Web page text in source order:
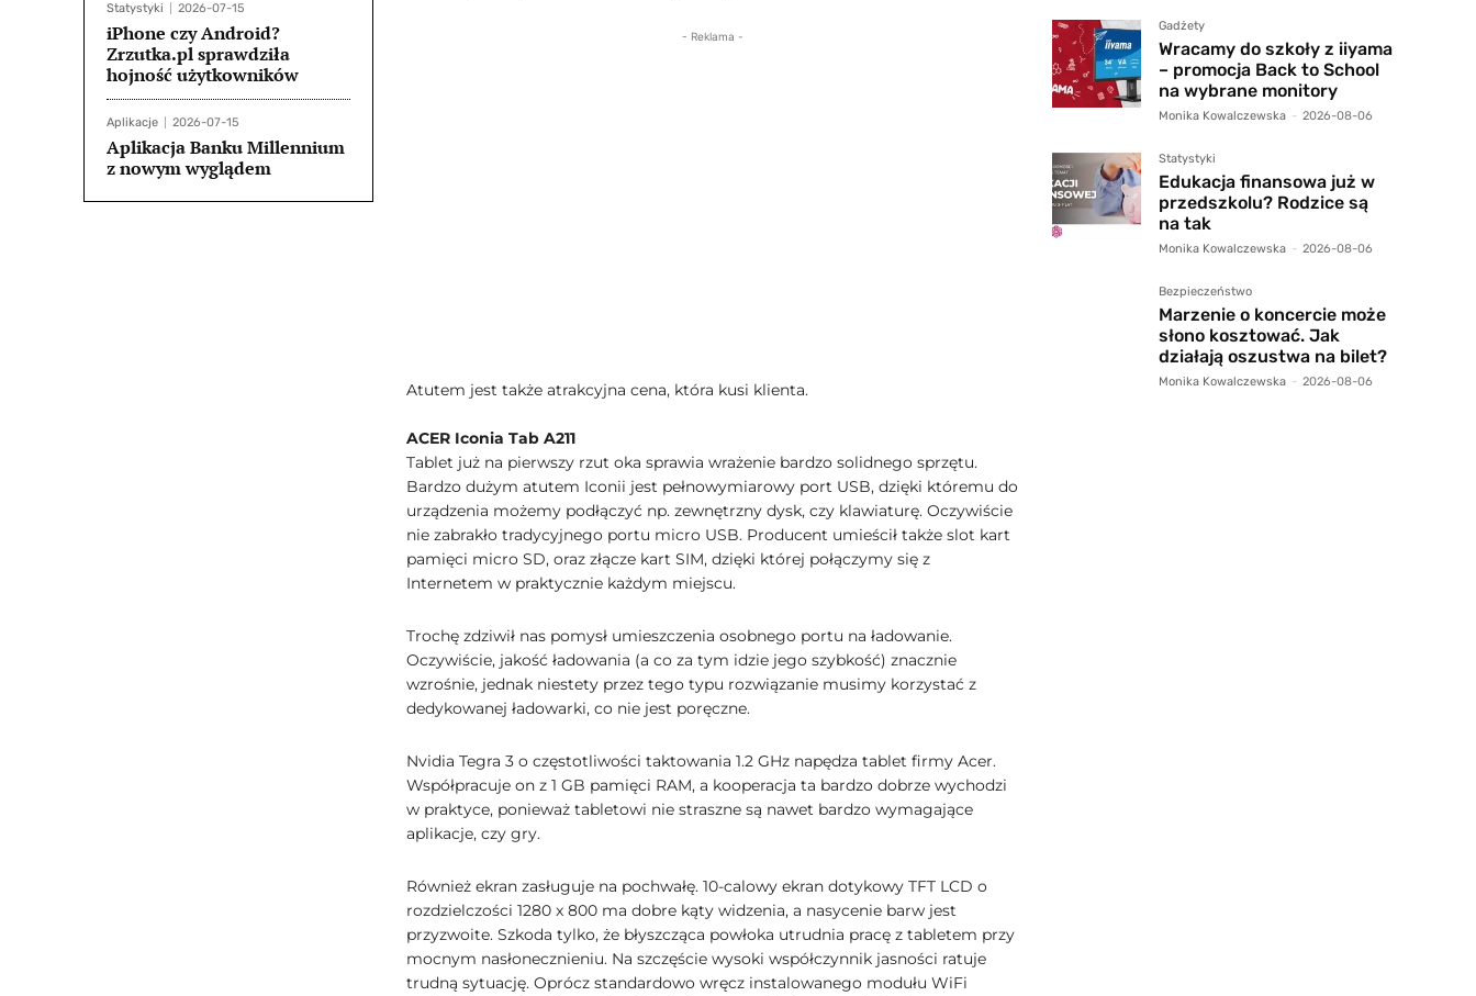
Statystyki 2026-07-15
iPhone czy Android?
Zrzutka.pl sprawdziła
hojność użytkowników
Aplikacje 2026-07-15
Aplikacja Banku Millennium
z nowym wyglądem
- Reklama -
Atutem jest także atrakcyjna cena, która kusi klienta.
ACER Iconia Tab A211
Tablet już na pierwszy rzut oka sprawia wrażenie bardzo solidnego sprzętu.
Bardzo dużym atutem Iconii jest pełnowymiarowy port USB, dzięki któremu do
urządzenia możemy podłączyć np. zewnętrzny dysk, czy klawiaturę. Oczywiście
nie zabrakło tradycyjnego portu micro USB. Producent umieścił także slot kart
pamięci micro SD, oraz złącze kart SIM, dzięki której połączymy się z
Internetem w praktycznie każdym miejscu.
Trochę zdziwił nas pomysł umieszczenia osobnego portu na ładowanie.
Oczywiście, jakość ładowania (a co za tym idzie jego szybkość) znacznie
wzrośnie, jednak niestety przez tego typu rozwiązanie musimy korzystać z
dedykowanej ładowarki, co nie jest poręczne.
Nvidia Tegra 3 o częstotliwości taktowania 1.2 GHz napędza tablet firmy Acer.
Współpracuje on z 1 GB pamięci RAM, a kooperacja ta bardzo dobrze wychodzi
w praktyce, ponieważ tabletowi nie straszne są nawet bardzo wymagające
aplikacje, czy gry.
Również ekran zasługuje na pochwałę. 10-calowy ekran dotykowy TFT LCD o
rozdzielczości 1280 x 800 ma dobre kąty widzenia, a nasycenie barw jest
przyzwoite. Szkoda tylko, że błyszcząca powłoka utrudnia pracę z tabletem przy
mocnym nasłonecznieniu. Na szczęście wysoki współczynnik jasności ratuje
trudną sytuację. Oprócz standardowo wręcz instalowanego modułu WiFi
Gadżety
Wracamy do szkoły z iiyama
– promocja Back to School
na wybrane monitory
Monika Kowalczewska - 2026-08-06
Statystyki
Edukacja finansowa już w
przedszkolu? Rodzice są
na tak
Monika Kowalczewska - 2026-08-06
Bezpieczeństwo
Marzenie o koncercie może
słono kosztować. Jak
działają oszustwa na bilet?
Monika Kowalczewska - 2026-08-06